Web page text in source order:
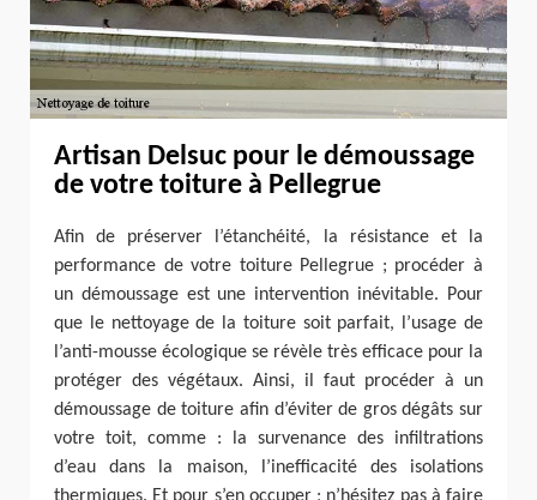
Artisan Delsuc pour le démoussage
de votre toiture à Pellegrue
Afin de préserver l’étanchéité, la résistance et la
performance de votre toiture Pellegrue ; procéder à
un démoussage est une intervention inévitable. Pour
que le nettoyage de la toiture soit parfait, l’usage de
l’anti-mousse écologique se révèle très efficace pour la
protéger des végétaux. Ainsi, il faut procéder à un
démoussage de toiture afin d’éviter de gros dégâts sur
votre toit, comme : la survenance des infiltrations
d’eau dans la maison, l’inefficacité des isolations